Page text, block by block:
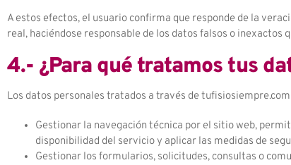
A estos efectos, el usuario confirma que responde de la
real, haciéndose responsable de los datos falsos o
4.- ¿Para qué tratamos tus
Los datos personales tratados a través de
Gestionar la navegación técnica por el sitio web,
disponibilidad del servicio y aplicar las medidas de
Gestionar los formularios, solicitudes, consultas o